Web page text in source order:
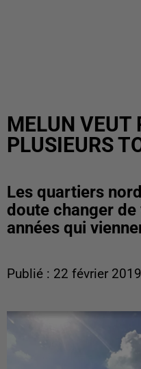
MELUN VEUT
PLUSIEURS
Les quartiers
doute changer
Publié : 22 février